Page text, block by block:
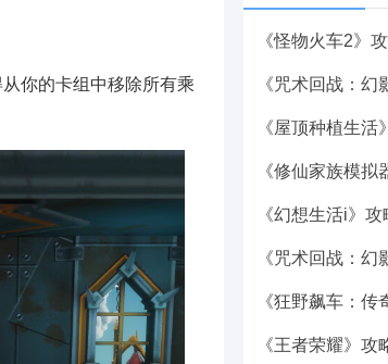
你的卡组中移除所有乘